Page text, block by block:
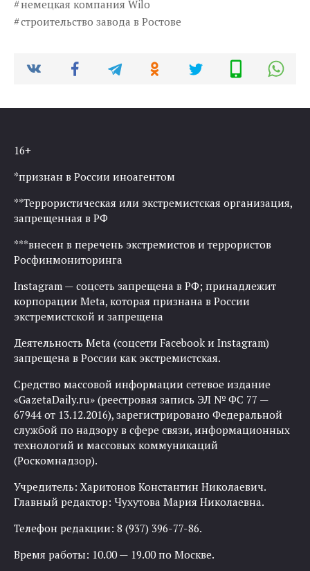
немецкая компания Wilo
строительство завода в Ростове
16+
*признан в России иноагентом
**Террористическая или экстремистская организация,
запрещенная в РФ
***внесен в перечень экстремистов и террористов
Росфинмониторинга
Instagram — соцсеть запрещена в РФ; принадлежит
корпорации Meta, которая признана в России
экстремистской и запрещена
Деятельность Meta (соцсети Facebook и Instagram)
запрещена в России как экстремистская.
Средство массовой информации сетевое издание
«GazetaDaily.ru» (реестровая запись ЭЛ № ФС 77 —
67944 от 13.12.2016), зарегистрировано Федеральной
службой по надзору в сфере связи, информационных
технологий и массовых коммуникаций
(Роскомнадзор).
Учредитель: Харитонов Константин Николаевич.
Главный редактор: Чухутова Мария Николаевна.
Телефон редакции: 8 (937) 396-77-86.
Время работы: 10.00 — 19.00 по Москве.